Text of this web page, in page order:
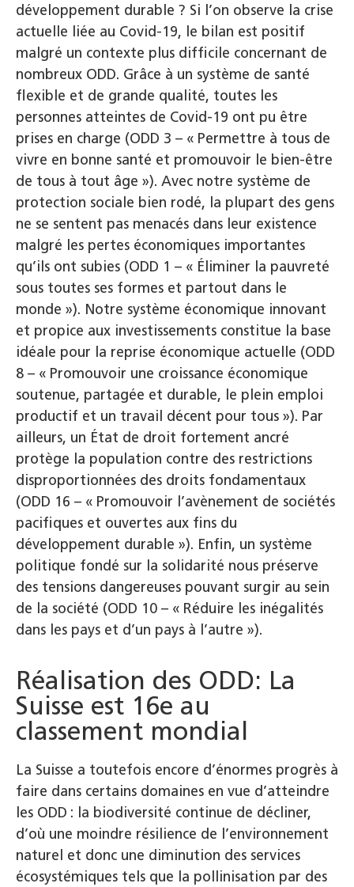
développement durable ? Si l’on observe la crise
actuelle liée au Covid-19, le bilan est positif
malgré un contexte plus difficile concernant de
nombreux ODD. Grâce à un système de santé
flexible et de grande qualité, toutes les
personnes atteintes de Covid-19 ont pu être
prises en charge (ODD 3 – « Permettre à tous de
vivre en bonne santé et promouvoir le bien-être
de tous à tout âge »). Avec notre système de
protection sociale bien rodé, la plupart des gens
ne se sentent pas menacés dans leur existence
malgré les pertes économiques importantes
qu’ils ont subies (ODD 1 – « Éliminer la pauvreté
sous toutes ses formes et partout dans le
monde »). Notre système économique innovant
et propice aux investissements constitue la base
idéale pour la reprise économique actuelle (ODD
8 – « Promouvoir une croissance économique
soutenue, partagée et durable, le plein emploi
productif et un travail décent pour tous »). Par
ailleurs, un État de droit fortement ancré
protège la population contre des restrictions
disproportionnées des droits fondamentaux
(ODD 16 – « Promouvoir l’avènement de sociétés
pacifiques et ouvertes aux fins du
développement durable »). Enfin, un système
politique fondé sur la solidarité nous préserve
des tensions dangereuses pouvant surgir au sein
de la société (ODD 10 – « Réduire les inégalités
dans les pays et d’un pays à l’autre »).
Réalisation des ODD: La
Suisse est 16e au
classement mondial
La Suisse a toutefois encore d’énormes progrès à
faire dans certains domaines en vue d’atteindre
les ODD : la biodiversité continue de décliner,
d’où une moindre résilience de l’environnement
naturel et donc une diminution des services
écosystémiques tels que la pollinisation par des